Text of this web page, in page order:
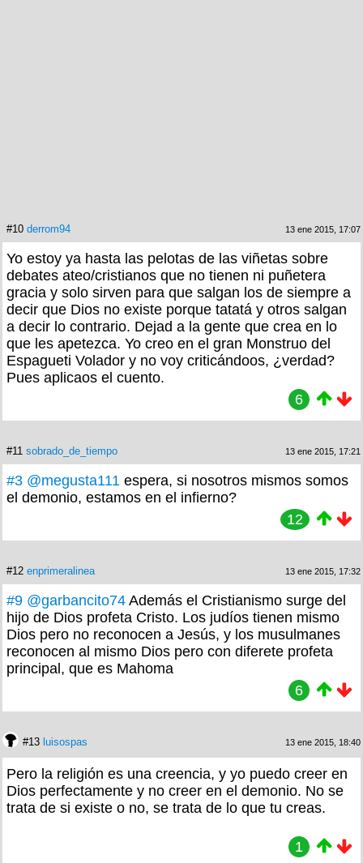
#10 derrom94 13 ene 2015, 17:07
Yo estoy ya hasta las pelotas de las viñetas sobre
debates ateo/cristianos que no tienen ni puñetera
gracia y solo sirven para que salgan los de siempre a
decir que Dios no existe porque tatatá y otros salgan
a decir lo contrario. Dejad a la gente que crea en lo
que les apetezca. Yo creo en el gran Monstruo del
Espagueti Volador y no voy criticándoos, ¿verdad?
Pues aplicaos el cuento.
6
#11 sobrado_de_tiempo 13 ene 2015, 17:21
#3 @megusta111 espera, si nosotros mismos somos
el demonio, estamos en el infierno?
12
#12 enprimeralinea 13 ene 2015, 17:32
#9 @garbancito74 Además el Cristianismo surge del
hijo de Dios profeta Cristo. Los judíos tienen mismo
Dios pero no reconocen a Jesús, y los musulmanes
reconocen al mismo Dios pero con diferete profeta
principal, que es Mahoma
6
#13 luisospas 13 ene 2015, 18:40
Pero la religión es una creencia, y yo puedo creer en
Dios perfectamente y no creer en el demonio. No se
trata de si existe o no, se trata de lo que tu creas.
1